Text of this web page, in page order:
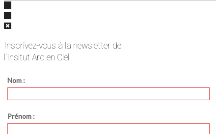
Inscrivez-vous à la newsletter de
l'Insitut Arc en Ciel